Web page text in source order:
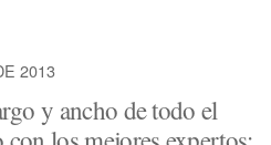
2013
y ancho de todo el